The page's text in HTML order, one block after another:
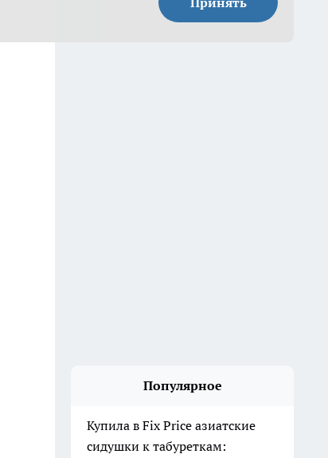
Популярное
Купила в Fix Price азиатские
сидушки к табуреткам: